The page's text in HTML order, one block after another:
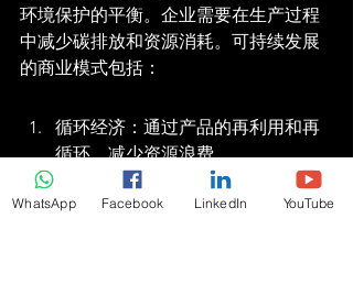
环境保护的平衡。企业需要在生产过程
中减少碳排放和资源消耗。可持续发展
的商业模式包括：
循环经济：通过产品的再利用和再
循环，减少资源浪费。
绿色供应链：优化供应链管理，减
WhatsApp Facebook LinkedIn YouTube